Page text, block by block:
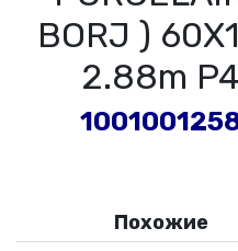
BORJ )
2.88m P4
Похожие